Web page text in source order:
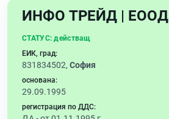
ИНФО ТРЕЙД | ЕООД
СТАТУС: действащ
ЕИК, град:
831834502, София
основана:
29.09.1995
регистрация по ДДС: